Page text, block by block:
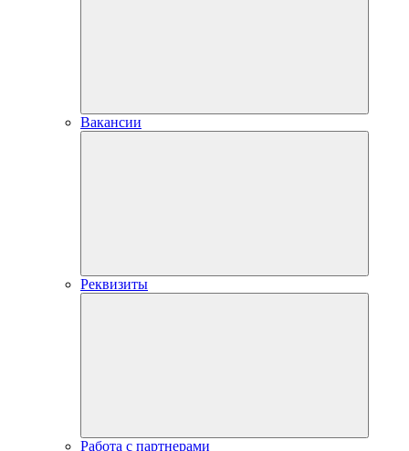
Вакансии
Реквизиты
Работа с партнерами